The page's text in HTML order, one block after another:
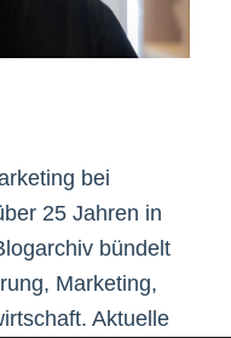
bei
25 Jahren in
bündelt
Marketing,
Aktuelle